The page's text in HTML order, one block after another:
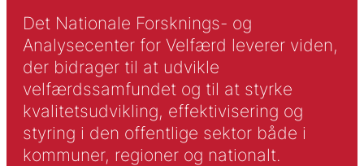
Det Nationale Forsknings- og
Analysecenter for Velfærd leverer viden,
der bidrager til at udvikle
velfærdssamfundet og til at styrke
kvalitetsudvikling, effektivisering og
styring i den offentlige sektor både i
kommuner, regioner og nationalt.